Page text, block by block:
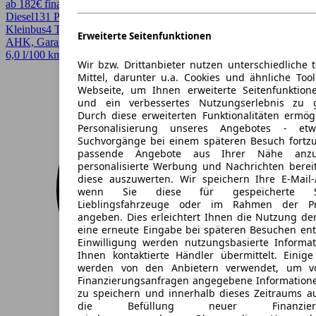
Erweiterte Seitenfunktionen
Wir bzw. Drittanbieter nutzen unterschiedliche
Mittel, darunter u.a. Cookies und ähnliche
Webseite, um Ihnen erweiterte
und ein verbessertes Nutzungserlebnis zu
Durch diese erweiterten Funktionalitäten
Personalisierung unseres Angebotes -
Suchvorgänge bei einem späteren Besuch
passende Angebote aus Ihrer Nähe
personalisierte Werbung und Nachrichten
diese auszuwerten. Wir speichern Ihre E-Mail-
wenn Sie diese für gespeicherte
Lieblingsfahrzeuge oder im Rahmen der
angeben. Dies erleichtert Ihnen die Nutzung
eine erneute Eingabe bei späteren Besuchen
Einwilligung werden nutzungsbasierte
Ihnen kontaktierte Händler übermittelt. Einige
werden von den Anbietern verwendet, um
Finanzierungsanfragen angegebene
zu speichern und innerhalb dieses Zeitraums
die Befüllung neuer
ab 182€ finanzieren ↗
Diesel131 PS (96 kW)69.980 kmEZ 09/2018SchaltgetriebeVan /
Kleinbus4 Türen
AHK, Garantie, Lordosenstütze, Sitzheizung, Sitzhzg
6,0 l/100 km (komb.)*